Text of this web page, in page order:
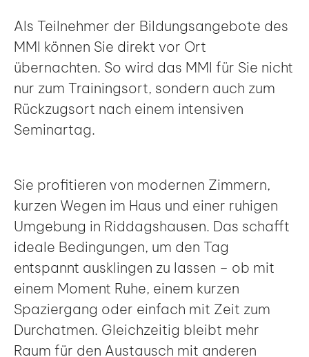
Als Teilnehmer der Bildungsangebote des
MMI können Sie direkt vor Ort
übernachten. So wird das MMI für Sie nicht
nur zum Trainingsort, sondern auch zum
Rückzugsort nach einem intensiven
Seminartag.
Sie profitieren von modernen Zimmern,
kurzen Wegen im Haus und einer ruhigen
Umgebung in Riddagshausen. Das schafft
ideale Bedingungen, um den Tag
entspannt ausklingen zu lassen – ob mit
einem Moment Ruhe, einem kurzen
Spaziergang oder einfach mit Zeit zum
Durchatmen. Gleichzeitig bleibt mehr
Raum für den Austausch mit anderen